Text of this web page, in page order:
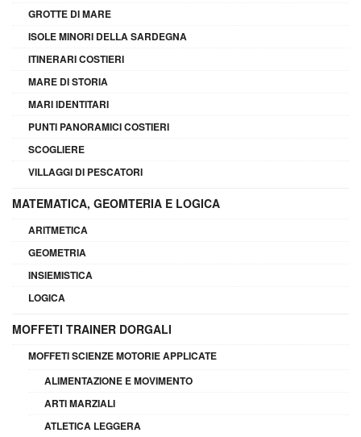
GROTTE DI MARE
ISOLE MINORI DELLA SARDEGNA
ITINERARI COSTIERI
MARE DI STORIA
MARI IDENTITARI
PUNTI PANORAMICI COSTIERI
SCOGLIERE
VILLAGGI DI PESCATORI
MATEMATICA, GEOMTERIA E LOGICA
ARITMETICA
GEOMETRIA
INSIEMISTICA
LOGICA
MOFFETI TRAINER DORGALI
MOFFETI SCIENZE MOTORIE APPLICATE
ALIMENTAZIONE E MOVIMENTO
ARTI MARZIALI
ATLETICA LEGGERA